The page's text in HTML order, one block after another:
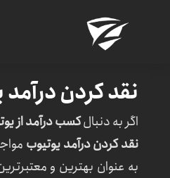
نقد کردن درآمد
اگر به دنبالکسب درآمد از
نقد کردن درآمد یوتیوب
به عنوان بهترین و